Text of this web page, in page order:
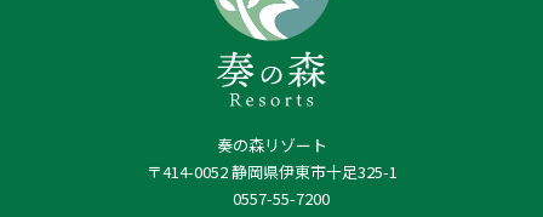
奏の森リゾート
〒414-0052 静岡県伊東市十足325-1
0557-55-7200